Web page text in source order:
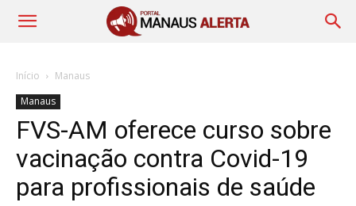
Início
Manaus
Manaus
FVS-AM oferece curso sobre
vacinação contra Covid-19
para profissionais de saúde